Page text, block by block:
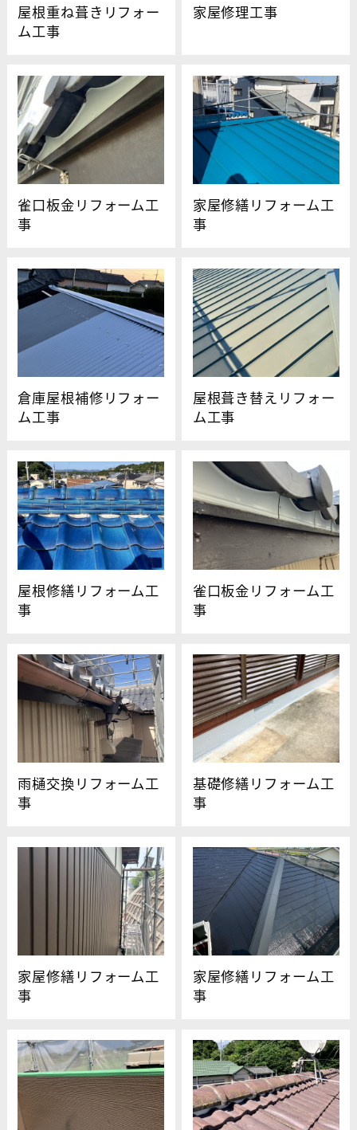
屋根重ね葺きリフォー
ム工事
家屋修理工事
雀口板金リフォーム工
事
家屋修繕リフォーム工
事
倉庫屋根補修リフォー
ム工事
屋根葺き替えリフォー
ム工事
屋根修繕リフォーム工
事
雀口板金リフォーム工
事
雨樋交換リフォーム工
事
基礎修繕リフォーム工
事
家屋修繕リフォーム工
事
家屋修繕リフォーム工
事